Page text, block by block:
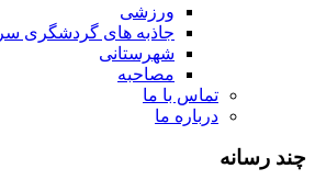
ورزشی
جاذبه های گردشگری
شهرستانی
مصاحبه
تماس با ما
درباره ما
چند رسانه